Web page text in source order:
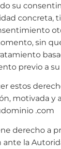
su
concreta,
sin
previo a
estos
motivada y
.com
derecho a
ante la